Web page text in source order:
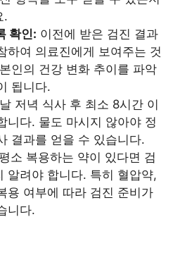
.
확인: 이전에 받은 검진 결과
하여 의료진에게 보여주는 것
인의 건강 변화 추이를 파악
됩니다.
저녁 식사 후 최소 8시간 이
니다. 물도 마시지 않아야 정
결과를 얻을 수 있습니다.
평소 복용하는 약이 있다면 검
알려야 합니다. 특히 혈압약,
용 여부에 따라 검진 준비가
니다.